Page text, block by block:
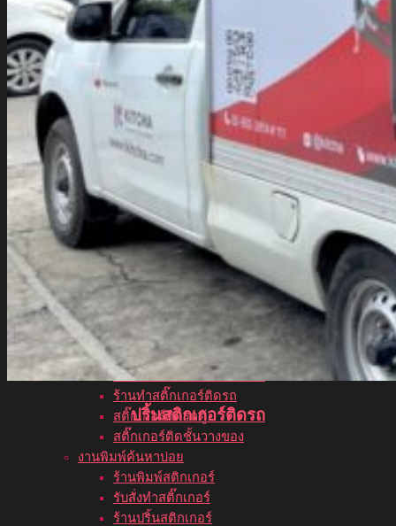
พิมพ์สติ๊กเกอร์การ์ตูน
ตัดสติ๊กเกอร์
สติ๊กเกอร์สินค้า
ป้ายสติ๊กเกอร์
สติ๊กเกอร์กันน้ำ
สติ๊กเกอร์โฆษณาติดรถ
ร้านสติ๊กเกอร์
โรงพิมพ์สติ๊กเกอร์
สติ๊กเกอร์ติดกระจกหน้าร้าน
สติ๊กเกอร์สูญญากาศ 2 หน้า
พิมพ์สติ๊กเกอร์พิเศษ
ทำสติ๊กเกอร์
สั่งทำสติ๊กเกอร์
สติ๊กเกอร์ติดแก้วกาแฟ
ผลิตสติ๊กเกอร์
ปริ้นสติ๊กเกอร์ไดคัท
สติ๊กเกอร์ไดคัทติดกระจก
สติ๊กเกอร์ซีทรูติดกระจก
โรงงานผลิตสติ๊กเกอร์ไดคัท
ร้านทำสติ๊กเกอร์ติดรถ
สติ๊กเกอร์ติดรถตู้
สติ๊กเกอร์ติดชั้นวางของ
งานพิมพ์ค้นหาบ่อย
ร้านพิมพ์สติกเกอร์
รับสั่งทำสติ๊กเกอร์
ร้านปริ้นสติกเกอร์
ปริ้นสติกเกอร์ติดรถ